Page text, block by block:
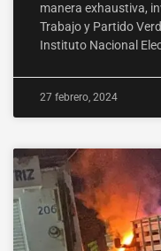
manera exhaustiva,
Trabajo y Partido
Instituto Nacional
27 febrero, 2024